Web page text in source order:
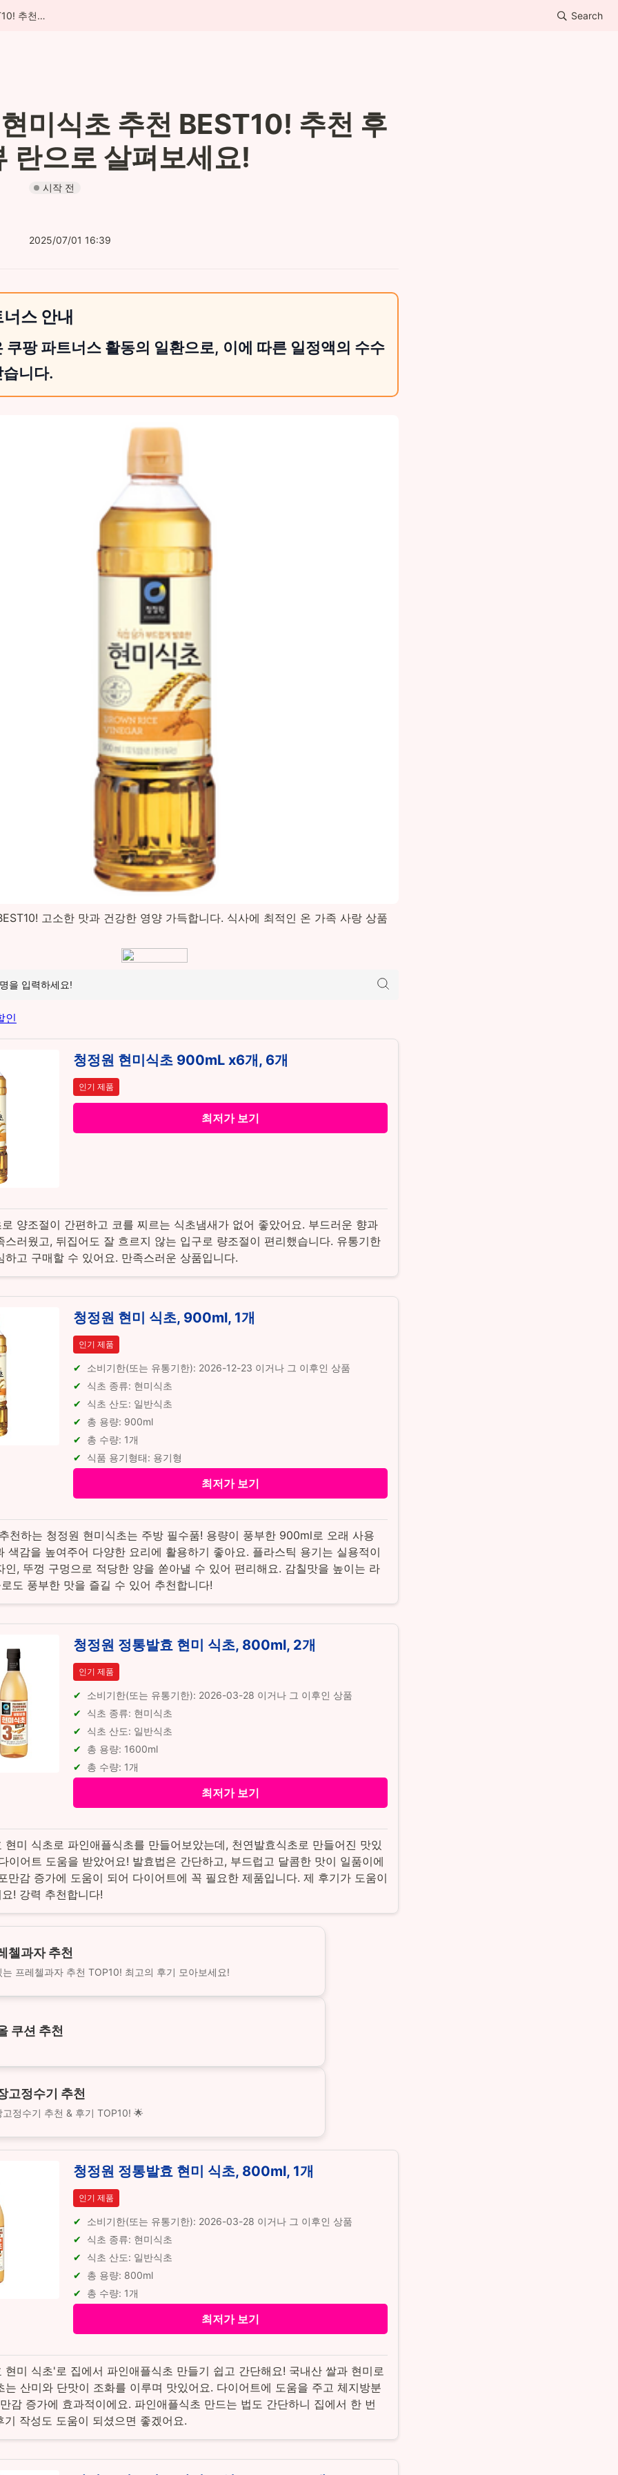
청정원 현미식초 추천 BEST10! 추천 후기, 리뷰 란으로 살펴보세요! Search
미식초 추천 BEST10! 추천 후
란으로 살펴보세요!
시작 전
2025/07/01 16:39
스 안내
쿠팡 파트너스 활동의 일환으로, 이에 따른 일정액의 수수
니다.
고소한 맛과 건강한 영양 가득합니다. 식사에 최적인 온 가족 사랑 상품
청정원 현미식초 900mL x6개, 6개
인기 제품
최저가 보기
양조절이 간편하고 코를 찌르는 식초냄새가 없어 좋았어요. 부드러운 향과
스러웠고, 뒤집어도 잘 흐르지 않는 입구로 량조절이 편리했습니다. 유통기한
하고 구매할 수 있어요. 만족스러운 상품입니다.
청정원 현미 식초, 900ml, 1개
인기 제품
소비기한(또는 유통기한): 2026-12-23 이거나 그 이후인 상품
식초 종류: 현미식초
식초 산도: 일반식초
총 용량: 900ml
총 수량: 1개
식품 용기형태: 용기형
최저가 보기
천하는 청정원 현미식초는 주방 필수품! 용량이 풍부한 900ml로 오래 사용
색감을 높여주어 다양한 요리에 활용하기 좋아요. 플라스틱 용기는 실용적이
인, 뚜껑 구멍으로 적당한 양을 쏟아낼 수 있어 편리해요. 감칠맛을 높이는 라
도 풍부한 맛을 즐길 수 있어 추천합니다!
청정원 정통발효 현미 식초, 800ml, 2개
인기 제품
소비기한(또는 유통기한): 2026-03-28 이거나 그 이후인 상품
식초 종류: 현미식초
식초 산도: 일반식초
총 용량: 1600ml
총 수량: 1개
최저가 보기
현미 식초로 파인애플식초를 만들어보았는데, 천연발효식초로 만들어진 맛있
이어트 도움을 받았어요! 발효법은 간단하고, 부드럽고 달콤한 맛이 일품이에
만감 증가에 도움이 되어 다이어트에 꼭 필요한 제품입니다. 제 후기가 도움이
! 강력 추천합니다!
첼과자 추천
는 프레첼과자 추천 TOP10! 최고의 후기 모아보세요!
쿠션 추천
고정수기 추천
고정수기 추천 & 후기 TOP10! 🌟
청정원 정통발효 현미 식초, 800ml, 1개
인기 제품
소비기한(또는 유통기한): 2026-03-28 이거나 그 이후인 상품
식초 종류: 현미식초
식초 산도: 일반식초
총 용량: 800ml
총 수량: 1개
최저가 보기
현미 식초'로 집에서 파인애플식초 만들기 쉽고 간단해요! 국내산 쌀과 현미로
는 산미와 단맛이 조화를 이루며 맛있어요. 다이어트에 도움을 주고 체지방분
감 증가에 효과적이에요. 파인애플식초 만드는 법도 간단하니 집에서 한 번
기 작성도 도움이 되셨으면 좋겠어요.